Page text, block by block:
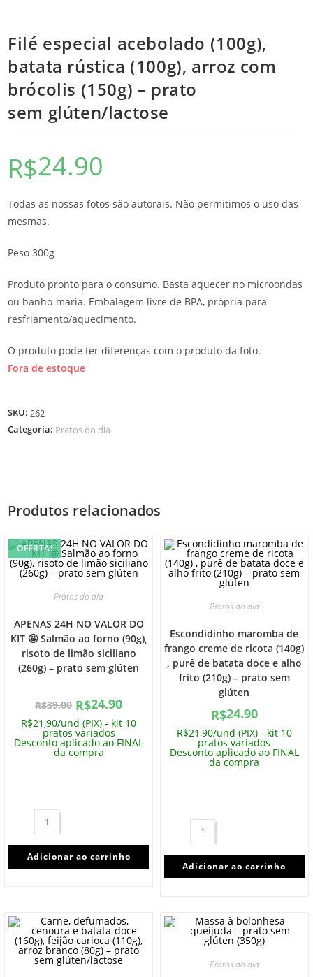
Filé especial acebolado (100g),
batata rústica (100g), arroz com
brócolis (150g) – prato
sem glúten/lactose
R$24.90
Todas as nossas fotos são autorais. Não permitimos o uso das
mesmas.
Peso 300g
Produto pronto para o consumo. Basta aquecer no microondas
ou banho-maria. Embalagem livre de BPA, própria para
resfriamento/aquecimento.
O produto pode ter diferenças com o produto da foto.
Fora de estoque
SKU: 262
Categoria: Pratos do dia
Produtos relacionados
OFERTA!
Pratos do dia
APENAS 24H NO VALOR DO
KIT 🤩 Salmão ao forno (90g),
risoto de limão siciliano
(260g) – prato sem glúten
R$39.00 R$24.90
R$21,90/und (PIX) - kit 10
pratos variados
Desconto aplicado ao FINAL
da compra
Adicionar ao carrinho
Pratos do dia
Escondidinho maromba de
frango creme de ricota (140g)
, purê de batata doce e alho
frito (210g) – prato sem
glúten
R$24.90
R$21,90/und (PIX) - kit 10
pratos variados
Desconto aplicado ao FINAL
da compra
Adicionar ao carrinho
Pratos do dia